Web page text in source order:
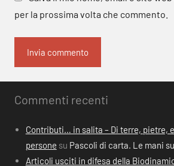
per la prossima volta che commento.
Commenti recenti
Contributi… in salita – Di terre, pietre,
persone su Pascoli di carta. Le mani
Articoli usciti in difesa della